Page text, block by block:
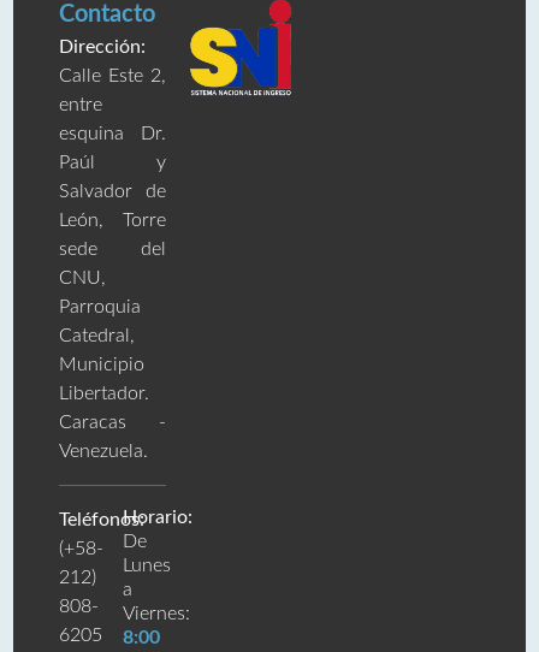
Contacto
Dirección:
Calle Este 2,
entre
esquina Dr.
Paúl y
Salvador de
León, Torre
sede del
CNU,
Parroquia
Catedral,
Municipio
Libertador.
Caracas -
Venezuela.
Teléfonos:
(+58-
212)
808-
6205
Horario:
De
Lunes
a
Viernes:
8:00